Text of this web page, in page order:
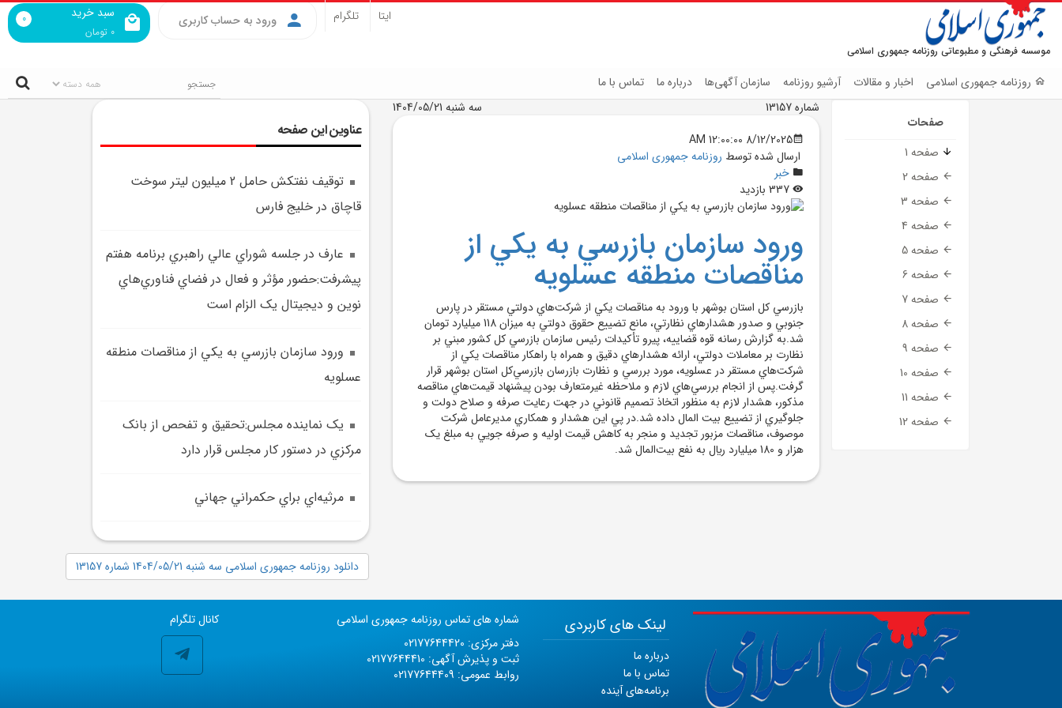
موسسه فرهنگی و مطبوعاتی روزنامه جمهوری اسلامی
سبد خرید
0 تومان
0 ورود به حساب کاربری ایتا تلگرام
روزنامه جمهوری اسلامی اخبار و مقالات آرشیو روزنامه سازمان آگهی‌ها درباره ما تماس با ما
صفحات
صفحه 1
صفحه 2
صفحه 3
صفحه 4
صفحه 5
صفحه 6
صفحه 7
صفحه 8
صفحه 9
صفحه 10
صفحه 11
صفحه 12
شماره 13157
سه شنبه 1404/05/21
8/12/2025 12:00:00 AM
ارسال شده توسط روزنامه جمهوری اسلامی
خبر
ورود سازمان بازرسي به يکي از
مناقصات منطقه عسلويه
بازرسي کل استان بوشهر با ورود به مناقصات يکي از شرکت‌هاي دولتي مستقر در پارس
جنوبي و صدور هشدارهاي نظارتي، مانع تضييع حقوق دولتي به ميزان 118 ميليارد تومان
شد.به گزارش رسانه قوه قضاييه، پيرو تأکيدات رئيس سازمان بازرسي کل کشور مبني بر
نظارت بر معاملات دولتي، ارائه هشدارهاي دقيق و همراه با راهکار مناقصات يکي از
شرکت‌هاي مستقر در عسلويه، مورد بررسي و نظارت بازرسان بازرسي‌کل استان بوشهر قرار
گرفت.پس از انجام بررسي‌هاي لازم و ملاحظه غيرمتعارف بودن پيشنهاد قيمت‌هاي مناقصه
مذکور، هشدار لازم به منظور اتخاذ تصميم قانوني در جهت رعايت صرفه و صلاح دولت و
جلوگيري از تضييع بيت المال داده شد.در پي اين هشدار و همکاري مديرعامل شرکت
موصوف، مناقصات مزبور تجديد و منجر به کاهش قيمت اوليه و صرفه جويي به مبلغ يک
هزار و 180 ميليارد ريال به نفع بيت‌المال شد.
عناوین این صفحه
توقيف نفتکش حامل 2 ميليون ليتر سوخت
قاچاق در خليج فارس
عارف در جلسه شوراي عالي راهبري برنامه هفتم
پيشرفت:حضور مؤثر و فعال در فضاي فناوري‌هاي
نوين و ديجيتال يک الزام است
ورود سازمان بازرسي به يکي از مناقصات منطقه
عسلويه
يک نماينده مجلس:تحقيق و تفحص از بانک
مرکزي در دستور کار مجلس قرار دارد
مرثيه‌اي براي حکمراني جهاني
دانلود روزنامه جمهوری اسلامی سه شنبه 1404/05/21 شماره 13157
کانال تلگرام
شماره های تماس روزنامه جمهوری اسلامی
دفتر مرکزی: 02177644420
ثبت و پذیرش آگهی: 02177644410
روابط عمومی: 02177644409
لینک های کاربردی
درباره ما
تماس با ما
برنامه‌های آینده